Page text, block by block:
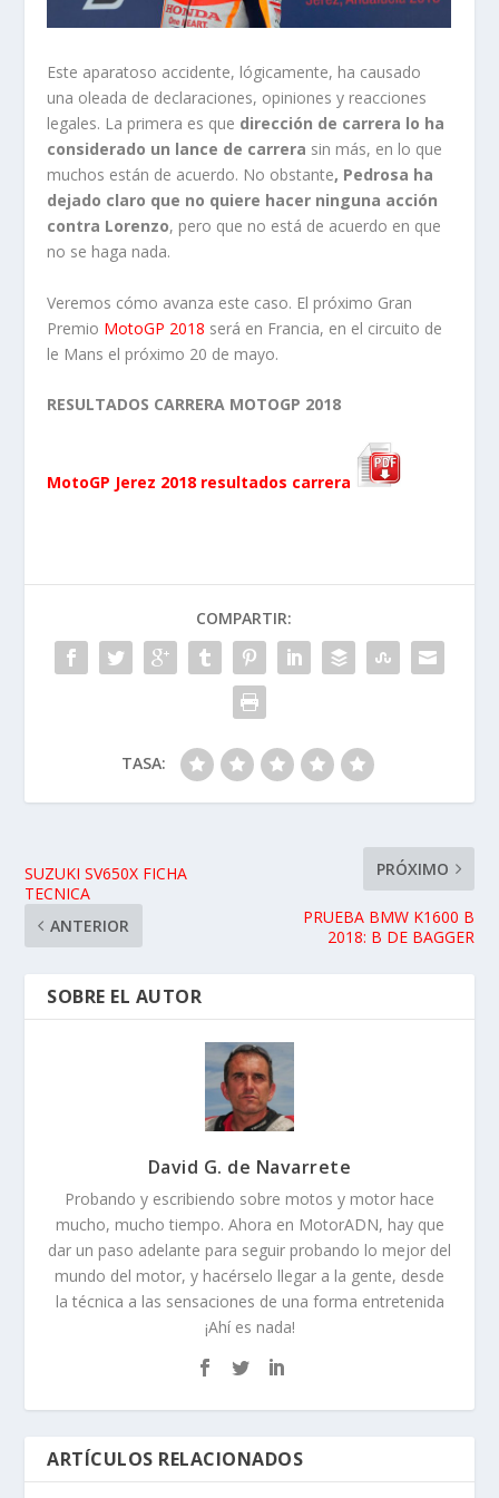
Este aparatoso accidente, lógicamente, ha causado
una oleada de declaraciones, opiniones y reacciones
legales. La primera es que dirección de carrera lo ha
considerado un lance de carrera sin más, en lo que
muchos están de acuerdo. No obstante, Pedrosa ha
dejado claro que no quiere hacer ninguna acción
contra Lorenzo, pero que no está de acuerdo en que
no se haga nada.
Veremos cómo avanza este caso. El próximo Gran
Premio MotoGP 2018 será en Francia, en el circuito de
le Mans el próximo 20 de mayo.
RESULTADOS CARRERA MOTOGP 2018
MotoGP Jerez 2018 resultados carrera
COMPARTIR:
TASA:
SUZUKI SV650X FICHA
TECNICA
ANTERIOR
PRÓXIMO
PRUEBA BMW K1600 B
2018: B DE BAGGER
SOBRE EL AUTOR
David G. de Navarrete
Probando y escribiendo sobre motos y motor hace
mucho, mucho tiempo. Ahora en MotorADN, hay que
dar un paso adelante para seguir probando lo mejor del
mundo del motor, y hacérselo llegar a la gente, desde
la técnica a las sensaciones de una forma entretenida
¡Ahí es nada!
ARTÍCULOS RELACIONADOS